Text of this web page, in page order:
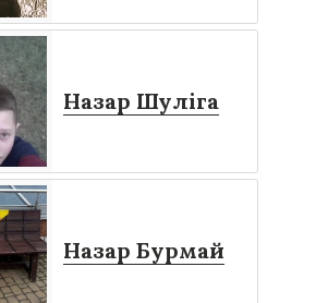
Назар Шуліга
Назар Бурмай